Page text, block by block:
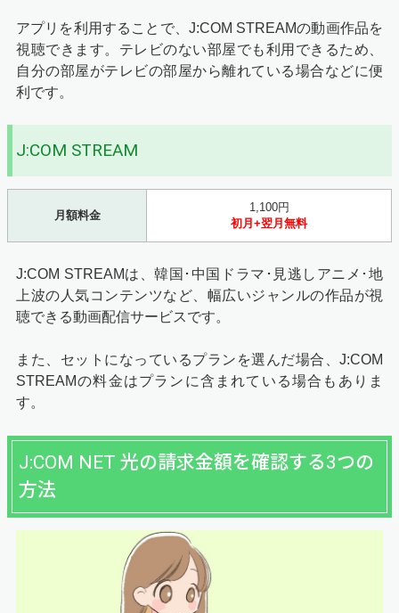
アプリを利用することで、J:COM STREAMの動画作品を
視聴できます。テレビのない部屋でも利用できるため、
自分の部屋がテレビの部屋から離れている場合などに便
利です。
J:COM STREAM
月額料金
1,100円
初月+翌月無料
J:COM STREAMは、韓国･中国ドラマ･見逃しアニメ･地
上波の人気コンテンツなど、幅広いジャンルの作品が視
聴できる動画配信サービスです。
また、セットになっているプランを選んだ場合、J:COM
STREAMの料金はプランに含まれている場合もありま
す。
J:COM NET 光の請求金額を確認する3つの
方法